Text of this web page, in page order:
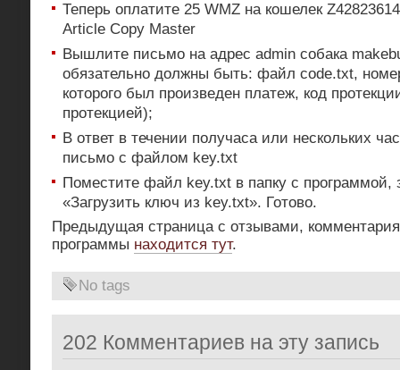
Теперь оплатите 25 WMZ на кошелек
Article Copy Master
Вышлите письмо на адрес admin собака
обязательно должны быть: файл code.txt,
которого был произведен платеж, код
протекцией);
В ответ в течении получаса или нескольких
письмо с файлом key.txt
Поместите файл key.txt в папку с программой,
«Загрузить ключ из key.txt». Готово.
Предыдущая страница с отзывами,
программы находится тут.
No tags
202 Комментариев на эту запись